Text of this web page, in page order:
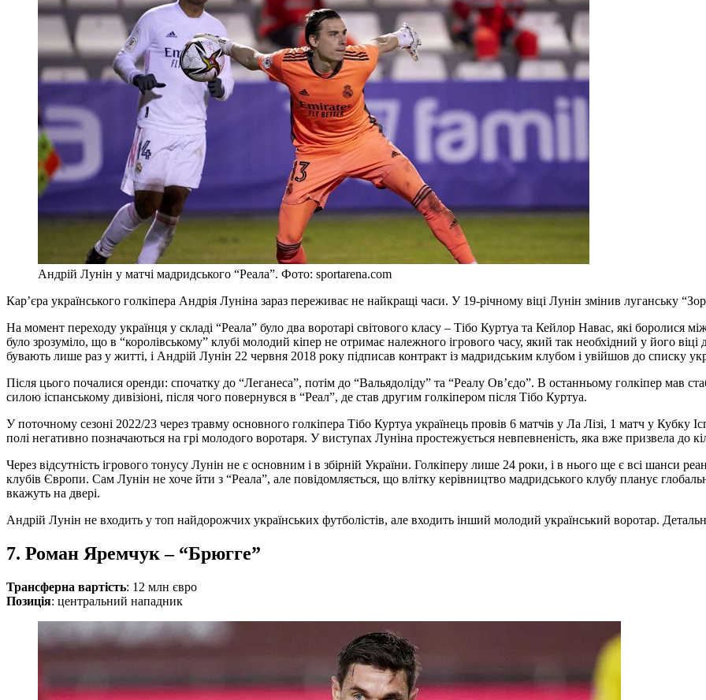
Андрій Лунін у матчі мадридського “Реала”. Фото: sportarena.com
Кар’єра українського голкіпера Андрія Луніна зараз переживає не найкращі часи. У 19-річному віці Лунін змінив луганську
На момент переходу українця у складі “Реала” було два воротарі світового класу – Тібо Куртуа та Кейлор Навас, які боролися
було зрозуміло, що в “королівському” клубі молодий кіпер не отримає належного ігрового часу, який так необхідний у його віці
бувають лише раз у житті, і Андрій Лунін 22 червня 2018 року підписав контракт із мадридським клубом і увійшов до списку
Після цього почалися оренди: спочатку до “Леганеса”, потім до “Вальядоліду” та “Реалу Ов’єдо”. В останньому голкіпер мав
силою іспанському дивізіоні, після чого повернувся в “Реал”, де став другим голкіпером після Тібо Куртуа.
У поточному сезоні 2022/23 через травму основного голкіпера Тібо Куртуа українець провів 6 матчів у Ла Лізі, 1 матч у Кубку
полі негативно позначаються на грі молодого воротаря. У виступах Луніна простежується невпевненість, яка вже призвела до
Через відсутність ігрового тонусу Лунін не є основним і в збірній України. Голкіперу лише 24 роки, і в нього ще є всі шанси
клубів Європи. Сам Лунін не хоче йти з “Реала”, але повідомляється, що влітку керівництво мадридського клубу планує
вкажуть на двері.
Андрій Лунін не входить у топ найдорожчих українських футболістів, але входить інший молодий український воротар.
7. Роман Яремчук – “Брюгге”
Трансферна вартість: 12 млн євро
Позиція: центральний нападник